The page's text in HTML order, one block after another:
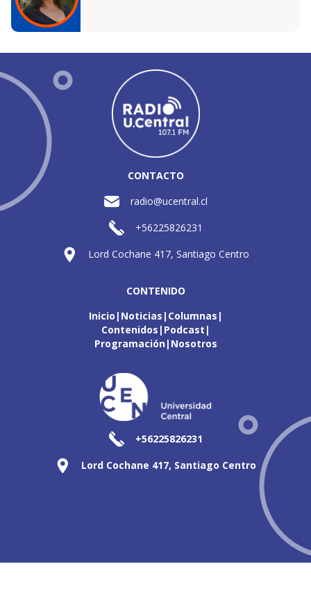
CONTACTO
radio@ucentral.cl
+56225826231
Lord Cochane 417, Santiago Centro
CONTENIDO
Inicio Noticias Columnas
Contenidos Podcast
Programación Nosotros
+56225826231
Lord Cochane 417, Santiago Centro